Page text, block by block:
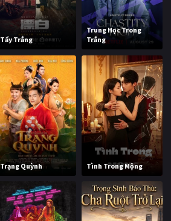
Tẩy Trắng
Trung Học Trong
Trắng
Trạng Quỳnh Tình Trong Mộng